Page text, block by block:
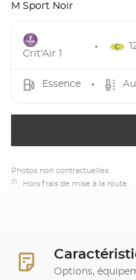
M Sport Noir
Crit'Air 1
Essence
Photos non contractuelles
(1) Hors frais de mise à la route.
Options,